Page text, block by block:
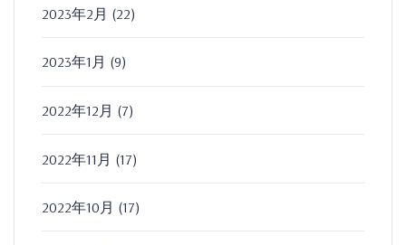
2023年2月 (22)
2023年1月 (9)
2022年12月 (7)
2022年11月 (17)
2022年10月 (17)